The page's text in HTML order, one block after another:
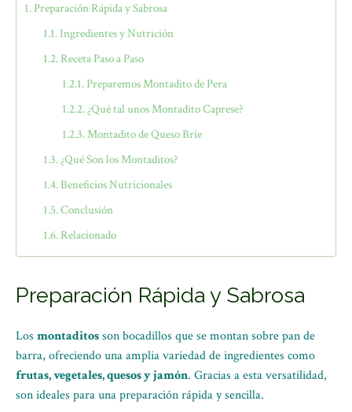
Preparación Rápida y Sabrosa
Ingredientes y Nutrición
Receta Paso a Paso
Preparemos Montadito de Pera
¿Qué tal unos Montadito Caprese?
Montadito de Queso Brie
¿Qué Son los Montaditos?
Beneficios Nutricionales
Conclusión
Relacionado
Preparación Rápida y Sabrosa
Los montaditosson bocadillos que se montan sobre pan de
barra, ofreciendo una amplia variedad de ingredientes como
frutas, vegetales, quesos y jamón. Gracias a esta versatilidad,
son ideales para una preparación rápida y sencilla.